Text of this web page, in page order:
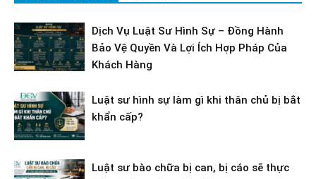
Dịch Vụ Luật Sư Hình Sự – Đồng Hành
Bảo Vệ Quyền Và Lợi Ích Hợp Pháp Của
Khách Hàng
Luật sư hình sự làm gì khi thân chủ bị bắt
khẩn cấp?
Luật sư bào chữa bị can, bị cáo sẽ thực